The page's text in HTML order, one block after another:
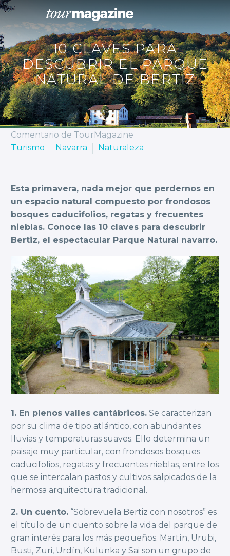
10 CLAVES PARA
DESCUBRIR EL PARQUE
NATURAL DE BERTIZ
Comentario de TourMagazine
Turismo
Navarra Naturaleza
Esta primavera, nada mejor que perdernos en
un espacio natural compuesto por frondosos
bosques caducifolios, regatas y frecuentes
nieblas. Conoce las 10 claves para descubrir
Bertiz, el espectacular Parque Natural navarro.
1. En plenos valles cantábricos. Se caracterizan
por su clima de tipo atlántico, con abundantes
lluvias y temperaturas suaves. Ello determina un
paisaje muy particular, con frondosos bosques
caducifolios, regatas y frecuentes nieblas, entre los
que se intercalan pastos y cultivos salpicados de la
hermosa arquitectura tradicional.
2. Un cuento. “Sobrevuela Bertiz con nosotros” es
el título de un cuento sobre la vida del parque de
gran interés para los más pequeños. Martín, Urubi,
Busti, Zuri, Urdín, Kulunka y Sai son un grupo de